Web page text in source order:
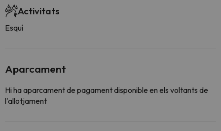
Activitats
Esquí
Aparcament
Hi ha aparcament de pagament disponible en els voltants de
l'allotjament